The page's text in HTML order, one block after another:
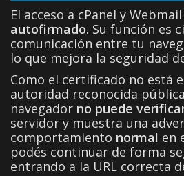
El acceso a cPanel y
autofirmado. Su función es
comunicación entre tu
lo que mejora la seguridad
Como el certificado no está
autoridad reconocida
navegador no puede
servidor y muestra una
comportamiento normal en
podés continuar de forma
entrando a la URL correcta